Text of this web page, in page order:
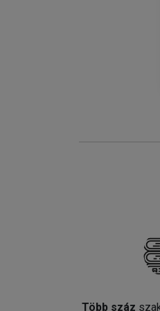
Több száz